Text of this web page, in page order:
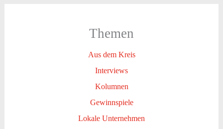
Themen
Aus dem Kreis
Interviews
Kolumnen
Gewinnspiele
Lokale Unternehmen